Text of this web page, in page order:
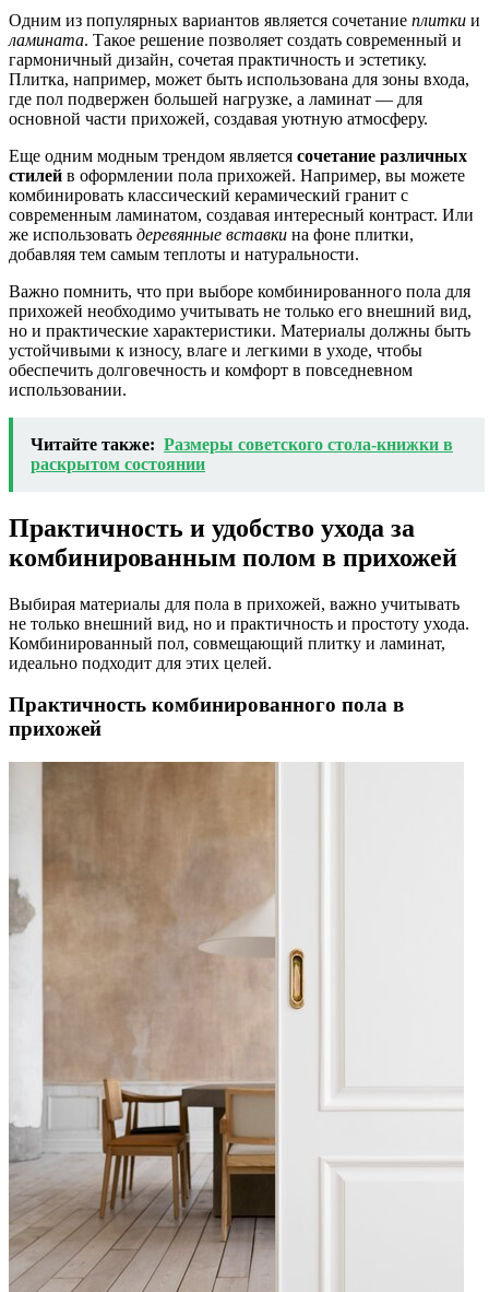
Одним из популярных вариантов является сочетание плитки и
ламината. Такое решение позволяет создать современный и
гармоничный дизайн, сочетая практичность и эстетику.
Плитка, например, может быть использована для зоны входа,
где пол подвержен большей нагрузке, а ламинат — для
основной части прихожей, создавая уютную атмосферу.
Еще одним модным трендом является сочетание различных
стилей в оформлении пола прихожей. Например, вы можете
комбинировать классический керамический гранит с
современным ламинатом, создавая интересный контраст. Или
же использовать деревянные вставки на фоне плитки,
добавляя тем самым теплоты и натуральности.
Важно помнить, что при выборе комбинированного пола для
прихожей необходимо учитывать не только его внешний вид,
но и практические характеристики. Материалы должны быть
устойчивыми к износу, влаге и легкими в уходе, чтобы
обеспечить долговечность и комфорт в повседневном
использовании.
Читайте также: Размеры советского стола-книжки в
раскрытом состоянии
Практичность и удобство ухода за
комбинированным полом в прихожей
Выбирая материалы для пола в прихожей, важно учитывать
не только внешний вид, но и практичность и простоту ухода.
Комбинированный пол, совмещающий плитку и ламинат,
идеально подходит для этих целей.
Практичность комбинированного пола в
прихожей